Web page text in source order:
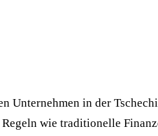
in der
wie traditionelle